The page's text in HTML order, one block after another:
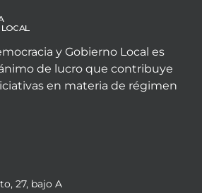
y Gobierno Local es
de lucro que contribuye
en materia de régimen
27, bajo A